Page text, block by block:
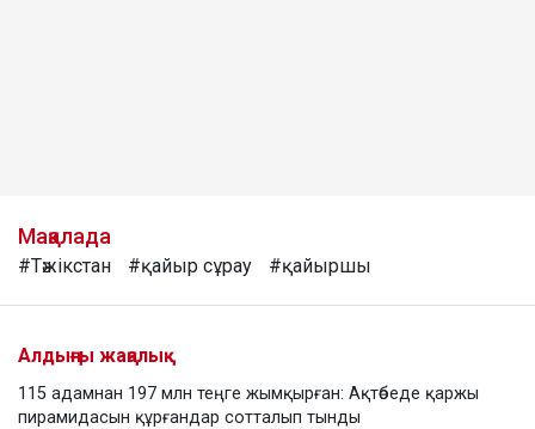
Мақалада
#Тәжікстан #қайыр сұрау #қайыршы
Алдыңғы жаңалық
115 адамнан 197 млн теңге жымқырған: Ақтөбеде қаржы
пирамидасын құрғандар сотталып тынды